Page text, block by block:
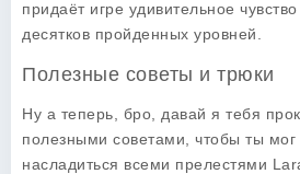
придаёт игре удивительное
десятков пройденных уровней.
Полезные советы и трюки
Ну а теперь, бро, давай я тебя
полезными советами, чтобы ты
насладиться всеми прелестями